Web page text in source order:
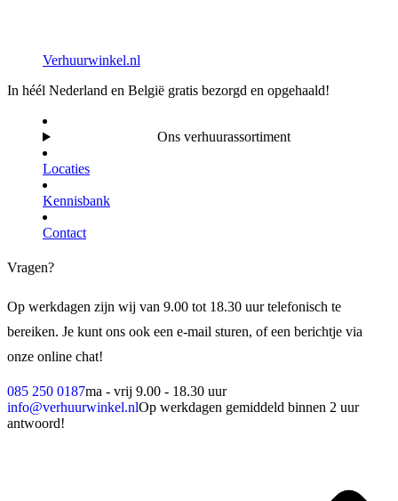
Verhuurwinkel.nl
In héél Nederland en België gratis bezorgd en opgehaald!
Ons verhuurassortiment
Locaties
Kennisbank
Contact
Vragen?
Op werkdagen zijn wij van 9.00 tot 18.30 uur telefonisch te
bereiken. Je kunt ons ook een e-mail sturen, of een berichtje via
onze online chat!
085 250 0187ma - vrij 9.00 - 18.30 uur
info@verhuurwinkel.nlOp werkdagen gemiddeld binnen 2 uur
antwoord!